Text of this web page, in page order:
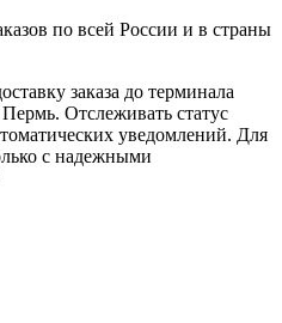
по всей России и в страны
заказа до терминала
Отслеживать статус
уведомлений. Для
с надежными